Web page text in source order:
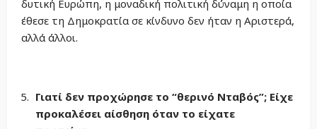
δυτική Ευρώπη, η μοναδική πολιτική δύναμη η οποία
έθεσε τη Δημοκρατία σε κίνδυνο δεν ήταν η Αριστερά,
αλλά άλλοι.
Γιατί δεν προχώρησε το “θερινό Νταβός”; Είχε
προκαλέσει αίσθηση όταν το είχατε